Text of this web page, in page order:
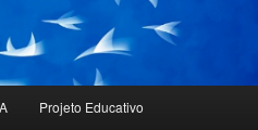
Projeto Educativo